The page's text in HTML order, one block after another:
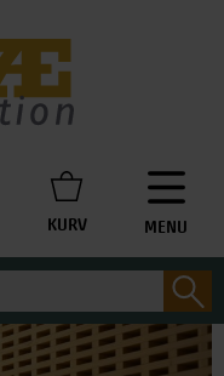
KURV MENU